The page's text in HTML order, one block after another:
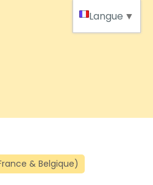
Langue ▼